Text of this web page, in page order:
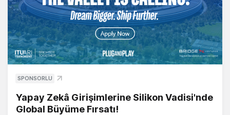
SPONSORLU
Yapay Zekâ Girişimlerine Silikon Vadisi'nde
Global Büyüme Fırsatı!